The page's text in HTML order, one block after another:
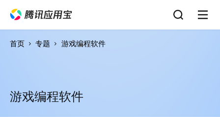
首页 专题 游戏编程软件
游戏编程软件